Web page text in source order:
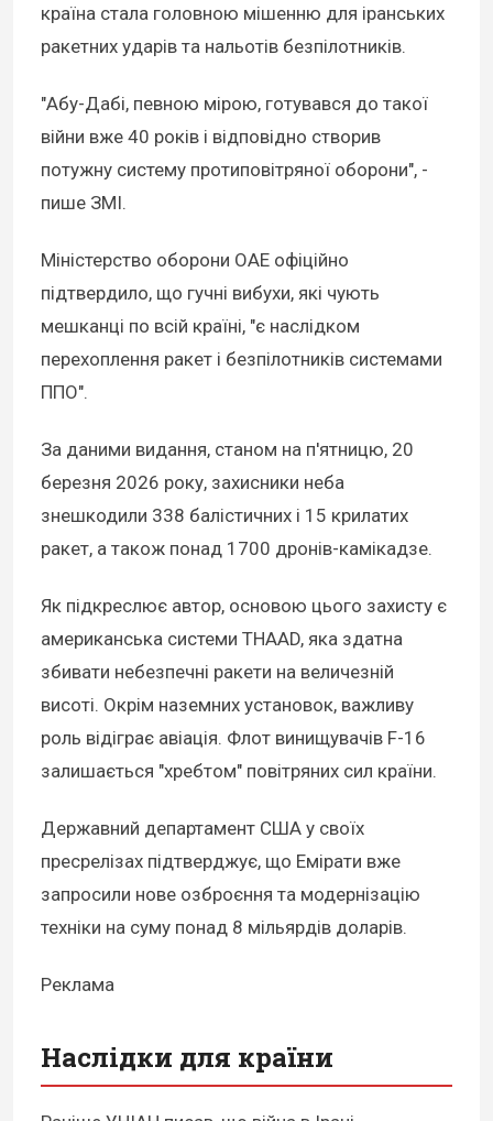
країна стала головною мішенню для іранських
ракетних ударів та нальотів безпілотників.
"Абу-Дабі, певною мірою, готувався до такої
війни вже 40 років і відповідно створив
потужну систему протиповітряної оборони", -
пише ЗМІ.
Міністерство оборони ОАЕ офіційно
підтвердило, що гучні вибухи, які чують
мешканці по всій країні, "є наслідком
перехоплення ракет і безпілотників системами
ППО".
За даними видання, станом на п'ятницю, 20
березня 2026 року, захисники неба
знешкодили 338 балістичних і 15 крилатих
ракет, а також понад 1700 дронів-камікадзе.
Як підкреслює автор, основою цього захисту є
американська системи THAAD, яка здатна
збивати небезпечні ракети на величезній
висоті. Окрім наземних установок, важливу
роль відіграє авіація. Флот винищувачів F-16
залишається "хребтом" повітряних сил країни.
Державний департамент США у своїх
пресрелізах підтверджує, що Емірати вже
запросили нове озброєння та модернізацію
техніки на суму понад 8 мільярдів доларів.
Реклама
Наслідки для країни